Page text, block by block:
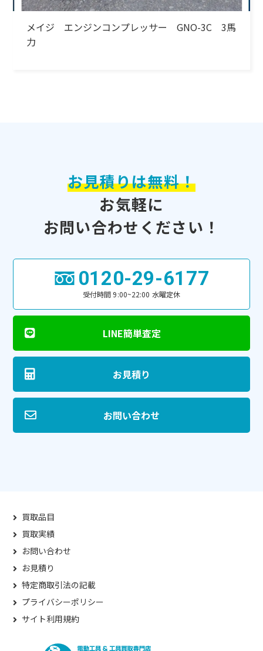
メイジ エンジンコンプレッサー GNO-3C 3馬
力
お見積りは無料！
お気軽に
お問い合わせください！
0120-29-6177
受付時間 9:00~22:00 水曜定休
LINE簡単査定
お見積り
お問い合わせ
買取品目
買取実績
お問い合わせ
お見積り
特定商取引法の記載
プライバシーポリシー
サイト利用規約